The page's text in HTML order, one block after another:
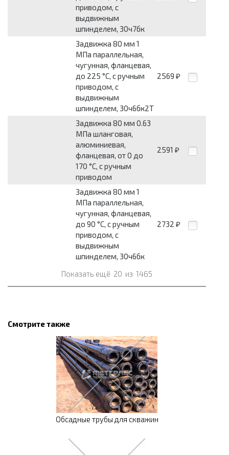
приводом, с
выдвижным
шпинделем, 30ч7бк
Задвижка 80 мм 1
МПа параллельная,
чугунная, фланцевая,
до 225 °С, с ручным
приводом, с
выдвижным
шпинделем, 30ч6бк2Т
2569 ₽
Задвижка 80 мм 0.63
МПа шланговая,
алюминиевая,
фланцевая, от 0 до
170 °С, с ручным
приводом
2591 ₽
Задвижка 80 мм 1
МПа параллельная,
чугунная, фланцевая,
до 90 °С, с ручным
приводом, с
выдвижным
шпинделем, 30ч6бк
2732 ₽
Показать ещё 20 из 1465
Смотрите также
Обсадные трубы для скважин